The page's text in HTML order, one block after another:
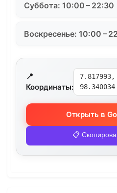
Суббота: 10:00 – 22:30
Воскресенье: 10:00 –
📍
Координаты:
7.817993,
98.340034
Открыть в
📋